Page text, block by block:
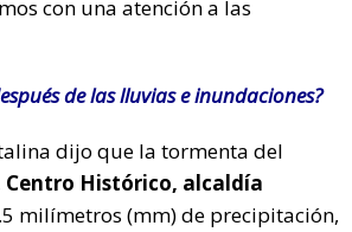
con una atención a las
de las lluvias e inundaciones?
dijo que la tormenta del
Centro Histórico, alcaldía
milímetros (mm) de precipitación,